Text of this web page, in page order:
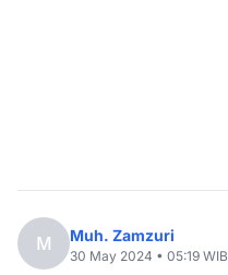
M Muh. Zamzuri
30 May 2024 • 05:19 WIB